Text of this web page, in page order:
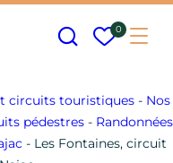
la barre de navigation
Mes
0
circuits touristiques- Nos
pédestres - Randonnées
- Les Fontaines, circuit